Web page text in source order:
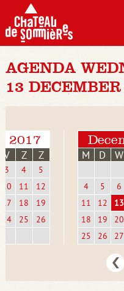
AGENDA
13
2017
V Z Z
3 4
5
10
11
12
17
18
19
24
25 26
M D W
4
5 6
11
12 13
18
19 20
25
26 27